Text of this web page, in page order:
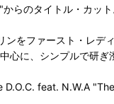
らのタイトル・カット
ンをファースト・レ
心に、シンプルで研
feat. N.W.A